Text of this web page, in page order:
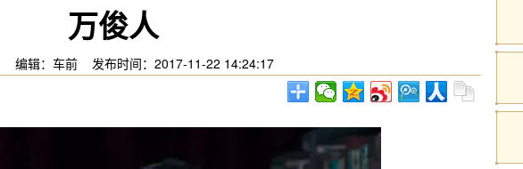
万俊人
编辑：车前 发布时间：2017-11-22 14:24:17